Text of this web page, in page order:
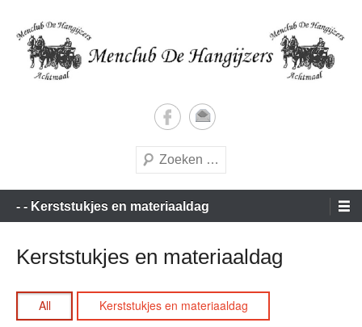
naar
inhoud
Menclub de Hangijzers
Zoeken
Hoofdmenu
- - Kerststukjes en materiaaldag
Kerststukjes en materiaaldag
All Kerststukjes en materiaaldag